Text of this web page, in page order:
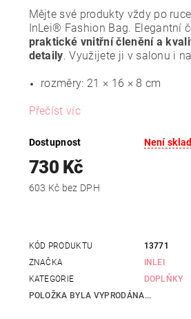
Mějte své produkty vždy po
InLei® Fashion Bag. Elegantní
praktické vnitřní členění a
detaily. Využijete ji v salonu i
rozměry: 21 × 16 × 8 cm
Přečíst víc
Dostupnost Není
730 Kč
603 Kč bez DPH
KÓD PRODUKTU
13771
ZNAČKA
INLEI
KATEGORIE
DOPLŇKY
POLOŽKA BYLA VYPRODÁNA...